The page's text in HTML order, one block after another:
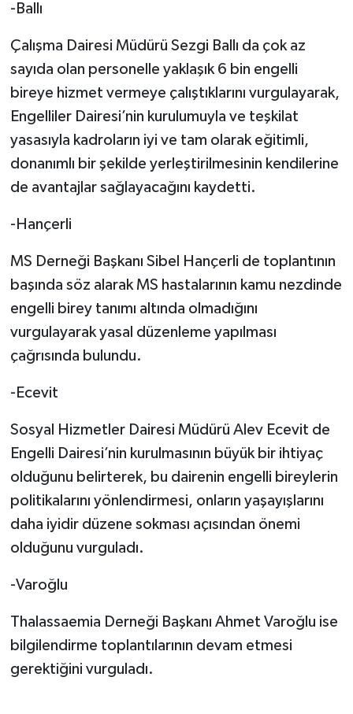
-Ballı
Çalışma Dairesi Müdürü Sezgi Ballı da çok az
sayıda olan personelle yaklaşık 6 bin engelli
bireye hizmet vermeye çalıştıklarını vurgulayarak,
Engelliler Dairesi’nin kurulumuyla ve teşkilat
yasasıyla kadroların iyi ve tam olarak eğitimli,
donanımlı bir şekilde yerleştirilmesinin kendilerine
de avantajlar sağlayacağını kaydetti.
-Hançerli
MS Derneği Başkanı Sibel Hançerli de toplantının
başında söz alarak MS hastalarının kamu nezdinde
engelli birey tanımı altında olmadığını
vurgulayarak yasal düzenleme yapılması
çağrısında bulundu.
-Ecevit
Sosyal Hizmetler Dairesi Müdürü Alev Ecevit de
Engelli Dairesi’nin kurulmasının büyük bir ihtiyaç
olduğunu belirterek, bu dairenin engelli bireylerin
politikalarını yönlendirmesi, onların yaşayışlarını
daha iyidir düzene sokması açısından önemi
olduğunu vurguladı.
-Varoğlu
Thalassaemia Derneği Başkanı Ahmet Varoğlu ise
bilgilendirme toplantılarının devam etmesi
gerektiğini vurguladı.